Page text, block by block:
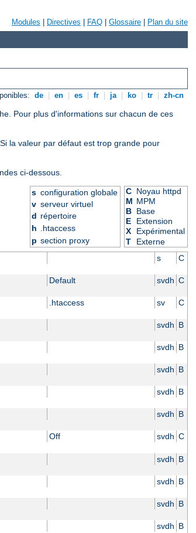
Modules Directives FAQ Glossaire Plan du site
de en es fr ja ko tr zh-cn
Pour plus d'informations sur chacun de ces
la valeur par défaut est trop grande pour
ci-dessous.
s configuration globale
v serveur virtuel
d répertoire
h .htaccess
p section proxy
C Noyau httpd
M MPM
B Base
E
Extension
X
Expérimental
T
Externe
s C
Default svdh C
.htaccess sv C
svdh B
svdh B
svdh B
svdh B
svdh B
Off svdh C
svdh B
svdh B
svdh B
svdh B